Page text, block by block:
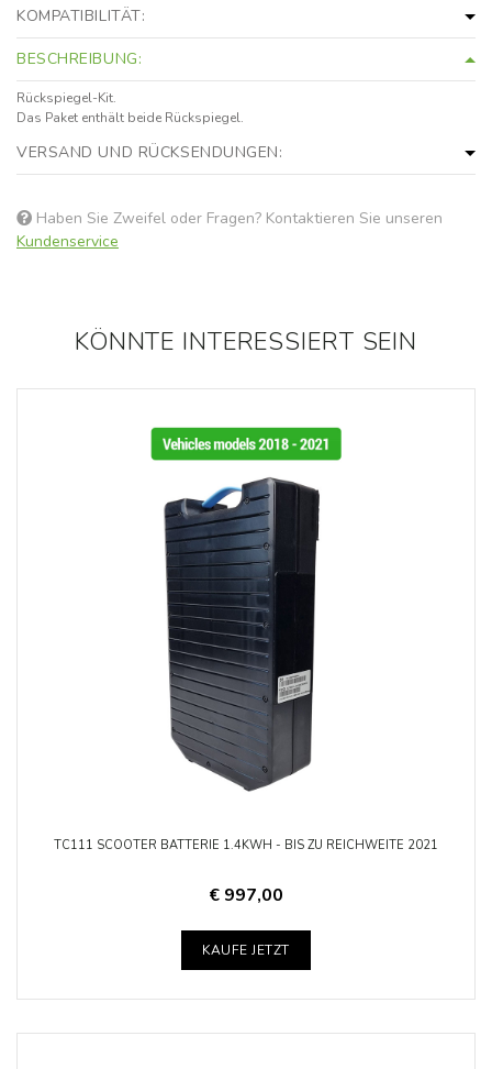
KOMPATIBILITÄT:
BESCHREIBUNG:
Rückspiegel-Kit.
Das Paket enthält beide Rückspiegel.
VERSAND UND RÜCKSENDUNGEN:
Haben Sie Zweifel oder Fragen? Kontaktieren Sie unseren
Kundenservice
KÖNNTE INTERESSIERT SEIN
TC111 SCOOTER BATTERIE 1.4KWH - BIS ZU REICHWEITE 2021
€ 997,00
KAUFE JETZT